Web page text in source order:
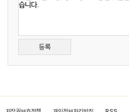
등록